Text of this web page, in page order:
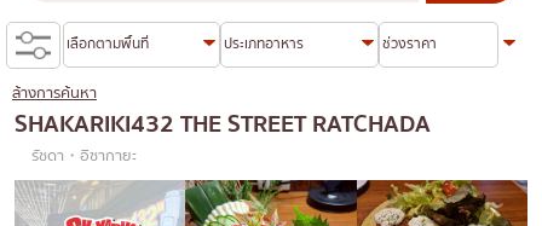
ค้นหาตามประเภทอาหาร
ซูชิ
ราเมง
อิซากายะ
ปิ้งย่างญี่ปุ่น/ยากินิกุ
ค้นหาตามพื้นที่
เจริญกรุง
ธนบุรี
คอลัมน์ความรู้
ล้างการค้นหา
SHAKARIKI432 THE STREET RATCHADA
รัชดา・อิซากายะ